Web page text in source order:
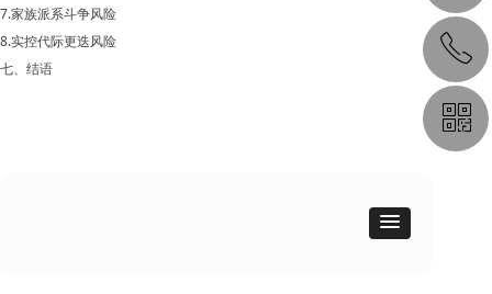
7.家族派系斗争风险
8.实控代际更迭风险
七、结语
回到顶部
ꂅ
189 1183 4914
ꀥ